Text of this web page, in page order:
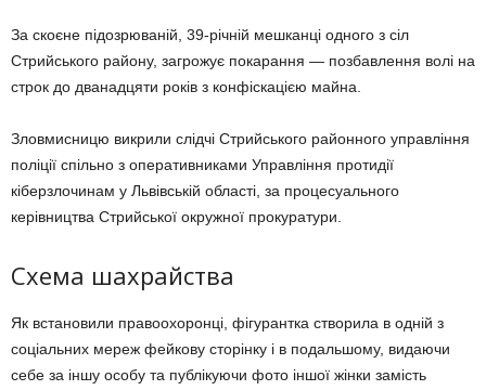
За скоєне підозрюваній, 39-річній мешканці одного з сіл
Стрийського району, загрожує покарання — позбавлення волі на
строк до дванадцяти років з конфіскацією майна.
Зловмисницю викрили слідчі Стрийського районного управління
поліції спільно з оперативниками Управління протидії
кіберзлочинам у Львівській області, за процесуального
керівництва Стрийської окружної прокуратури.
Схема шахрайства
Як встановили правоохоронці, фігурантка створила в одній з
соціальних мереж фейкову сторінку і в подальшому, видаючи
себе за іншу особу та публікуючи фото іншої жінки замість